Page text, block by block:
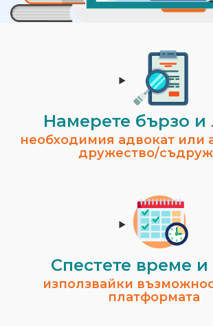
Намерете бързо и
необходимия адвокат или
дружество/
Спестeте време
използвайки
платформата